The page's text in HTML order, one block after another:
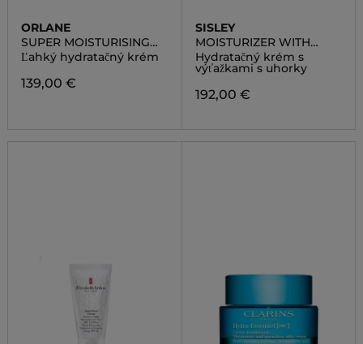
ORLANE
SUPER MOISTURISING
LIGHT CREAM
Ľahký hydratačný krém
139,00 €
SISLEY
MOISTURIZER WITH
CUCUMBER
Hydratačný krém s
výťažkami s uhorky
192,00 €